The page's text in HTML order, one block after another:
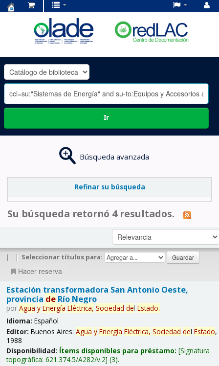
OLADE
-
Ir
Búsqueda avanzada
Refinar su búsqueda
Su búsqueda retornó 4 resultados.
| | Seleccionar títulos para:
Hacer reserva
Estación transformadora San Antonio Oeste,
provincia deRío Negro
por Agua y Energía Eléctrica, Sociedad del Estado.
Idioma: Español
Editor: Buenos Aires: Agua y Energía Eléctrica, Sociedad del Estado,
1988
Disponibilidad: Ítems disponibles para préstamo: Signatura
topográfica: 621.374.5/A282/v.2 (3).